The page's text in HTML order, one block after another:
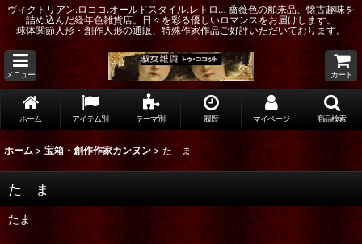
ヴィクトリアン.ロココ.オールドスタイル.レトロ… 薔薇色の舶来品、懐古趣味を
詰め込んだ経年色雑貨店。日々を彩る優しいロマンスをお届けします。
球体関節人形・創作人形の通販、特殊作家作品ご好評いただいております。
メニュー カート
ホーム アイテム別 テーマ別 履歴 マイページ 商品検索
ホーム > 宝箱・創作作家カンヌン > た ま
た ま
たま